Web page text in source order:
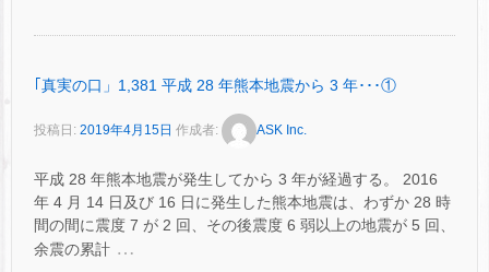
｢真実の口」1,381 平成 28 年熊本地震から 3 年･･･①
投稿日: 2019年4月15日 作成者: ASK Inc.
平成 28 年熊本地震が発生してから 3 年が経過する。 2016
年 4 月 14 日及び 16 日に発生した熊本地震は、わずか 28 時
間の間に震度 7 が 2 回、その後震度 6 弱以上の地震が 5 回、
余震の累計 …